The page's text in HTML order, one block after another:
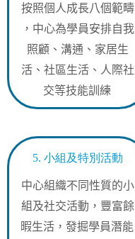
按照個人成長八個範疇
，中心為學員安排自我
照顧 、 溝通 、 家居生
活 、社區生活 、 人際社
交等技能訓練
5. 小組及特別活動
中心組織不同性質的小
組及社交活動， 豐富餘
暇生活， 發掘學員潛能